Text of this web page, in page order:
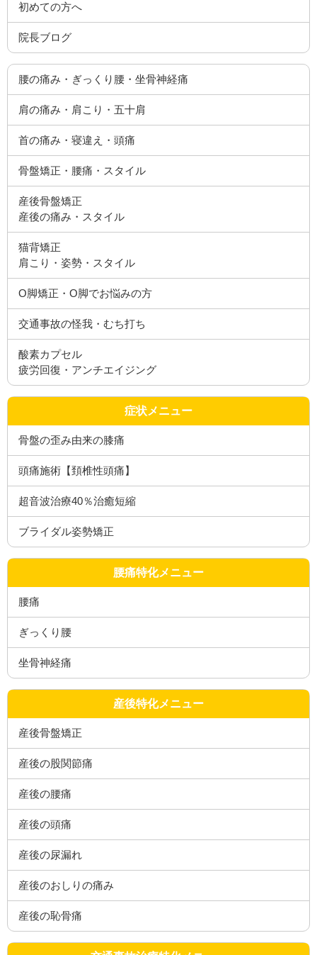
初めての方へ
院長ブログ
腰の痛み・ぎっくり腰・坐骨神経痛
肩の痛み・肩こり・五十肩
首の痛み・寝違え・頭痛
骨盤矯正・腰痛・スタイル
産後骨盤矯正
産後の痛み・スタイル
猫背矯正
肩こり・姿勢・スタイル
O脚矯正・O脚でお悩みの方
交通事故の怪我・むち打ち
酸素カプセル
疲労回復・アンチエイジング
症状メニュー
骨盤の歪み由来の膝痛
頭痛施術【頚椎性頭痛】
超音波治療40％治癒短縮
ブライダル姿勢矯正
腰痛特化メニュー
腰痛
ぎっくり腰
坐骨神経痛
産後特化メニュー
産後骨盤矯正
産後の股関節痛
産後の腰痛
産後の頭痛
産後の尿漏れ
産後のおしりの痛み
産後の恥骨痛